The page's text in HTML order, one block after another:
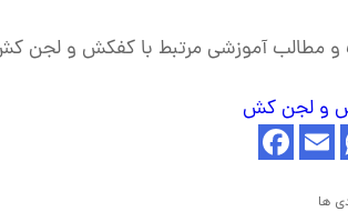
و مطالب آموزشی مرتبط با کفکش و لجن
و لجن کش
ها